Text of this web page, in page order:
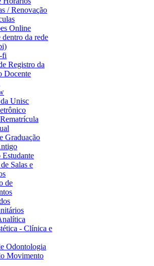
/ Renovação
Online
dentro da rede
fi
Registro da
Docente
Unisc
Graduação
Estudante
Salas e
de
- Clínica e
Odontologia
Movimento